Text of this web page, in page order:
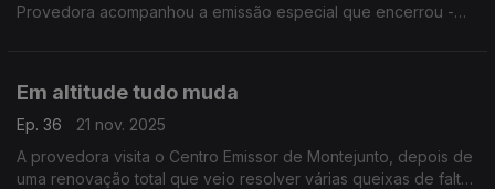
Provedora acompanhou a emissão especial que encerrou -
Em altitude tudo muda
Ep. 36
21 nov. 2025
A provedora visita o Centro Emissor de Montejunto, depois de
uma renovação total que veio resolver várias queixas de falta